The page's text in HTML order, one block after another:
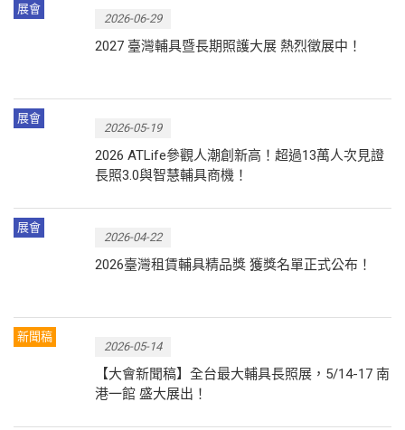
展會
2026-06-29
2027 臺灣輔具暨長期照護大展 熱烈徵展中！
展會
2026-05-19
2026 ATLife參觀人潮創新高！超過13萬人次見證
長照3.0與智慧輔具商機！
展會
2026-04-22
2026臺灣租賃輔具精品獎 獲獎名單正式公布！
新聞稿
2026-05-14
【大會新聞稿】全台最大輔具長照展，5/14-17 南
港一館 盛大展出！